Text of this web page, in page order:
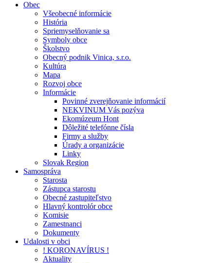
Obec
Všeobecné informácie
História
Spriemyselňovanie sa
Symboly obce
Školstvo
Obecný podnik Vinica, s.r.o.
Kultúra
Mapa
Rozvoj obce
Informácie
Povinné zverejňovanie informácií
NEKVINUM Vás pozýva
Ekomúzeum Hont
Dôležité telefónne čísla
Firmy a služby
Úrady a organizácie
Linky
Slovak Region
Samospráva
Starosta
Zástupca starostu
Obecné zastupiteľstvo
Hlavný kontrolór obce
Komisie
Zamestnanci
Dokumenty
Udalosti v obci
! KORONAVÍRUS !
Aktuality